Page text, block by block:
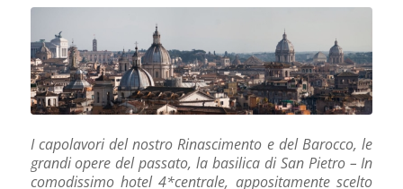
I capolavori del nostro Rinascimento e del Barocco, le
grandi opere del passato, la basilica di San Pietro – In
comodissimo hotel 4*centrale, appositamente scelto